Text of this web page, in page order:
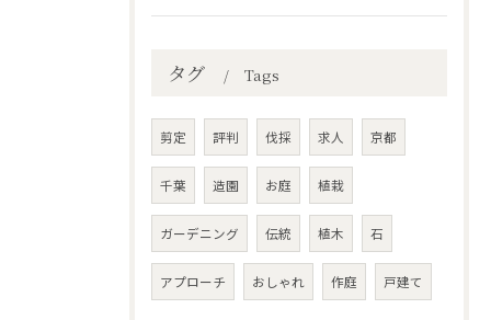
タグ Tags
剪定 評判 伐採 求人 京都
千葉 造園 お庭 植栽
ガーデニング 伝統 植木 石
アプローチ おしゃれ 作庭 戸建て